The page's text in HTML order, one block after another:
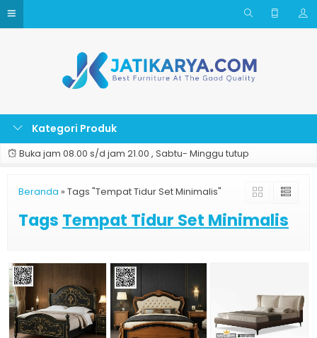
Kategori Produk
Buka jam 08.00 s/d jam 21.00 , Sabtu- Minggu tutup
Beranda » Tags "Tempat Tidur Set Minimalis"
Tags Tempat Tidur Set Minimalis